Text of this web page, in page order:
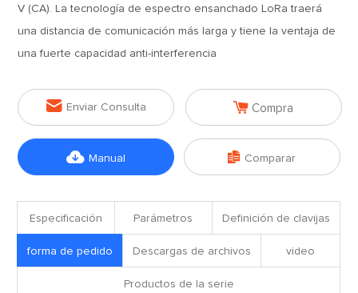
V (CA). La tecnología de espectro ensanchado LoRa traerá
una distancia de comunicación más larga y tiene la ventaja de
una fuerte capacidad anti-interferencia
 Enviar Consulta  Compra
 Manual  Comparar
Especificación Parámetros Definición de clavijas
forma de pedido Descargas de archivos video
Productos de la serie